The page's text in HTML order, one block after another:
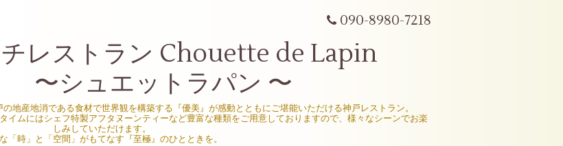
090-8980-7218
レストラン Chouette de Lapin
エットラパン 〜
地産地消である食材で世界観を構築する『優美』が感動とともにご堪能いただける神戸レストラン。
イムにはシェフ特製アフタヌーンティーなど豊富な種類をご用意しておりますので、様々なシーンでお楽
しみしていただけます。
「時」と「空間」がもてなす『至極』のひとときを。